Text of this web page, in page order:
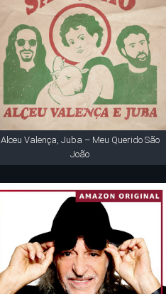
Alceu Valença, Juba – Meu Querido São
João